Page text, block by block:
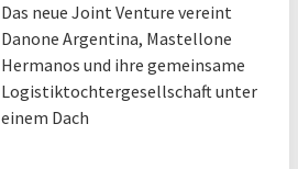
Das neue Joint Venture vereint
Danone Argentina, Mastellone
Hermanos und ihre gemeinsame
Logistiktochtergesellschaft unter
einem Dach